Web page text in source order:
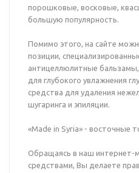
порошковые, восковые,
большую популярность.
Помимо этого, на сайте
позиции,
антицеллюлитные
для глубокого увлажнения
средства для удаления
шугаринга и эпиляции.
«Made in Syria» - восточные
Обращаясь в наш интернет-
средствами, Вы делаете